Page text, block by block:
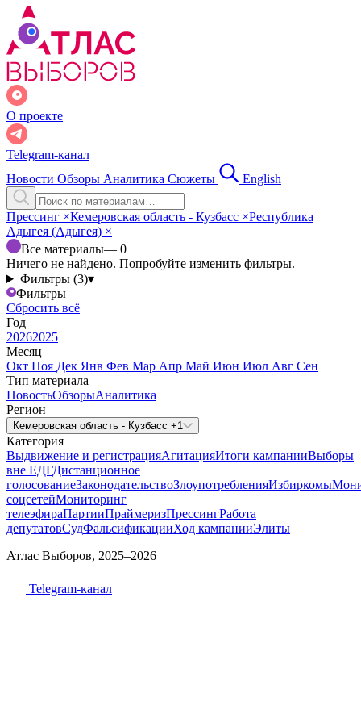
О проекте
Telegram-канал
Новости Обзоры Аналитика Сюжеты English
Прессинг ×Кемеровская область - Кузбасс ×Республика
Адыгея (Адыгея) ×
Все материалы— 0
Ничего не найдено. Попробуйте изменить фильтры.
Фильтры (3)▾
Фильтры
Сбросить всё
Год
20262025
Месяц
Окт Ноя Дек Янв Фев Мар Апр Май Июн Июл Авг Сен
Тип материала
НовостьОбзорыАналитика
Регион
Кемеровская область - Кузбасс +1
Категория
Выдвижение и регистрацияАгитацияИтоги кампанииВыборы
вне ЕДГДистанционное
голосованиеЗаконодательствоЗлоупотребленияИзбиркомы
соцсетейМониторинг
телеэфираПартииПраймеризПрессингРабота
депутатовСудФальсификацииХод кампанииЭлиты
Атлас Выборов, 2025–2026
Telegram-канал